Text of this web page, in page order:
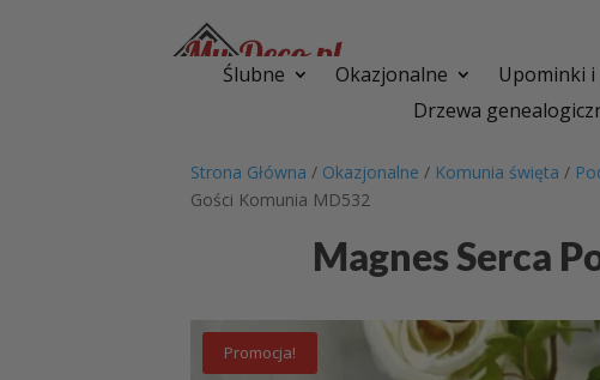
Ślubne Okazjonalne Upominki
Drzewa
Strona Główna / Okazjonalne / Komunia święta /
Gości Komunia MD532
Magnes Serca
Promocja!